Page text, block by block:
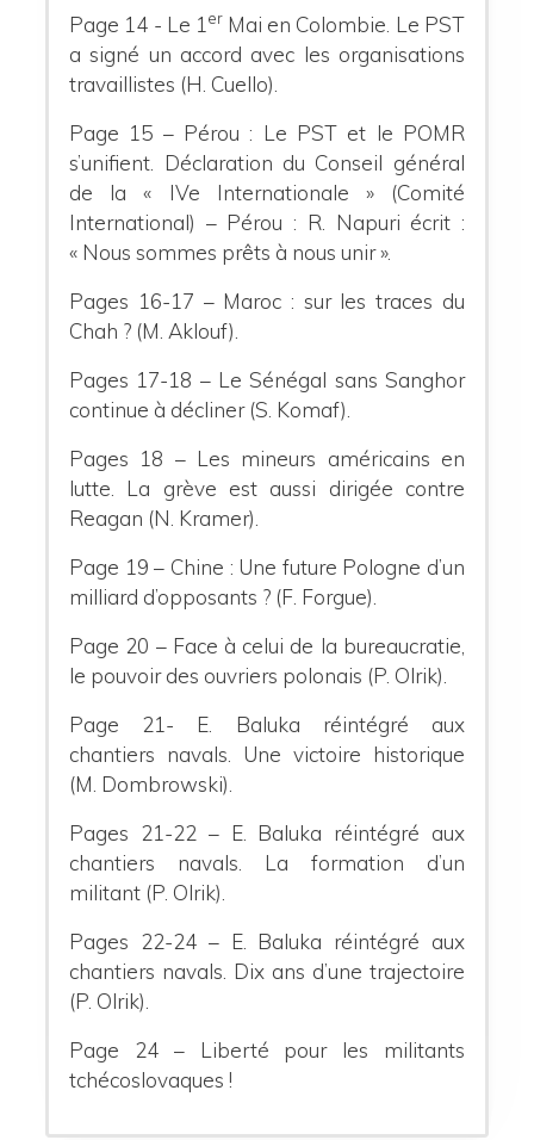
Page 14 - Le 1 erMai en Colombie. Le PST
a signé un accord avec les organisations
travaillistes (H. Cuello).
Page 15 – Pérou : Le PST et le POMR
s’unifient. Déclaration du Conseil général
de la « IVe Internationale » (Comité
International) – Pérou : R. Napuri écrit :
« Nous sommes prêts à nous unir ».
Pages 16-17 – Maroc : sur les traces du
Chah ? (M. Aklouf).
Pages 17-18 – Le Sénégal sans Sanghor
continue à décliner (S. Komaf).
Pages 18 – Les mineurs américains en
lutte. La grève est aussi dirigée contre
Reagan (N. Kramer).
Page 19 – Chine : Une future Pologne d’un
milliard d’opposants ? (F. Forgue).
Page 20 – Face à celui de la bureaucratie,
le pouvoir des ouvriers polonais (P. Olrik).
Page 21- E. Baluka réintégré aux
chantiers navals. Une victoire historique
(M. Dombrowski).
Pages 21-22 – E. Baluka réintégré aux
chantiers navals. La formation d’un
militant (P. Olrik).
Pages 22-24 – E. Baluka réintégré aux
chantiers navals. Dix ans d’une trajectoire
(P. Olrik).
Page 24 – Liberté pour les militants
tchécoslovaques !